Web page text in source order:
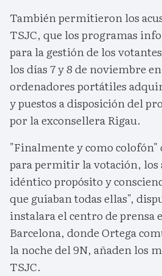
También permitieron los
TSJC, que los programas
para la gestión de los
los días 7 y 8 de noviembre
ordenadores portátiles
y puestos a disposición del
por la exconsellera Rigau.
"Finalmente y como colofón"
para permitir la votación, los
idéntico propósito y
que guiaban todas ellas",
instalara el centro de prensa
Barcelona, donde Ortega
la noche del 9N, añaden los
TSJC.